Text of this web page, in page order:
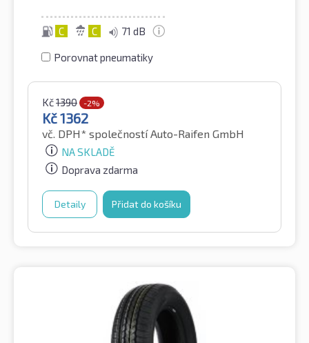
C C 71 dB
Porovnat pneumatiky
Kč1390 -2%
Kč1362
vč. DPH* společností Auto-Raifen GmbH
NA SKLADĚ
Doprava zdarma
Detaily Přidat do košíku